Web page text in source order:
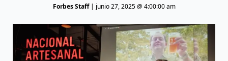
Forbes Staff| junio 27, 2025 @ 4:00:00 am